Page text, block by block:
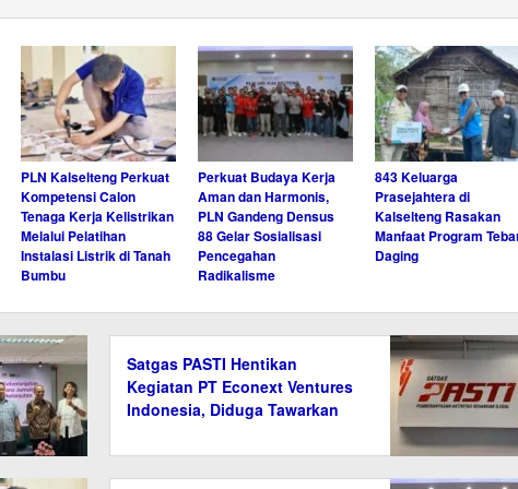
PLN Kalselteng Perkuat
Kompetensi Calon
Tenaga Kerja Kelistrikan
Melalui Pelatihan
Instalasi Listrik di Tanah
Bumbu
Perkuat Budaya Kerja
Aman dan Harmonis,
PLN Gandeng Densus
88 Gelar Sosialisasi
Pencegahan
Radikalisme
843 Keluarga
Prasejahtera di
Kalselteng Rasakan
Manfaat Program
Daging
Satgas PASTI Hentikan
Kegiatan PT Econext Ventures
Indonesia, Diduga Tawarkan
Ekonomi Hijau